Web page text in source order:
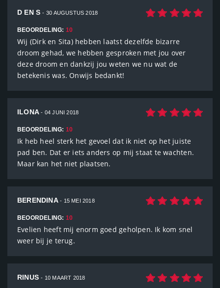
D EN S- 30 AUGUSTUS 2018
BEOORDELING: 10
Wij (Dirk en Sita) hebben laatst dezelfde bizarre
droom gehad, we hebben gesproken met jou over
deze droom en dankzij jou weten we nu wat de
betekenis was. Onwijs bedankt!
ILONA- 04 JUNI 2018
BEOORDELING: 10
Ik heb heel sterk het gevoel dat ik niet op het juiste
pad ben. Dat er iets anders op mij staat te wachten.
Maar kan het niet plaatsen.
BERENDINA- 15 MEI 2018
BEOORDELING: 10
Evelien heeft mij enorm goed geholpen. Ik kom snel
weer bij je terug.
RINUS- 10 MAART 2018